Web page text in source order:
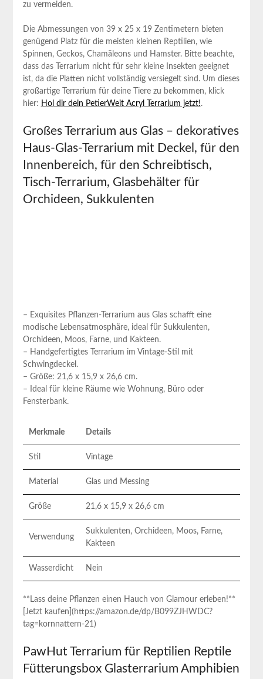
⁣zu vermeiden.
Die Abmessungen von 39 x 25 x‍ 19 Zentimetern bieten
genügend Platz für ‍die meisten ⁤kleinen Reptilien, wie
Spinnen, Geckos, Chamäleons und‍ Hamster. Bitte beachte,
dass das Terrarium nicht für sehr kleine Insekten geeignet
ist, da die Platten nicht vollständig versiegelt sind. ⁢Um ‍dieses
‌großartige Terrarium für deine Tiere zu bekommen, ⁢klick
hier: Hol dir dein PetierWeit Acryl Terrarium‍ jetzt!.
Großes Terrarium⁢ aus Glas – dekoratives
Haus-Glas-Terrarium mit Deckel, ⁢für‌ den
Innenbereich, für ⁢den Schreibtisch,
Tisch-Terrarium, Glasbehälter⁢ für
Orchideen, Sukkulenten
– ‍Exquisites Pflanzen-Terrarium aus Glas ‌schafft eine
modische⁤ Lebensatmosphäre, ideal für Sukkulenten,
Orchideen, Moos, Farne, und Kakteen.
– Handgefertigtes⁣ Terrarium ⁤im⁣ Vintage-Stil ⁣mit⁤
Schwingdeckel.
– Größe: 21,6 x 15,9 x 26,6 ⁢cm.
– Ideal ⁤für kleine Räume wie Wohnung, ‌Büro oder
Fensterbank.
Merkmale Details
Stil Vintage
Material Glas und Messing
Größe 21,6 ‍x 15,9 x 26,6 cm
Verwendung
Sukkulenten, Orchideen, Moos,⁢ Farne,
Kakteen
Wasserdicht Nein
**Lass deine Pflanzen einen Hauch von Glamour erleben!**
[Jetzt kaufen](https://amazon.de/dp/B099ZJHWDC?
tag=kornnattern-21)
PawHut Terrarium für Reptilien Reptile
Fütterungsbox Glasterrarium‍ Amphibien